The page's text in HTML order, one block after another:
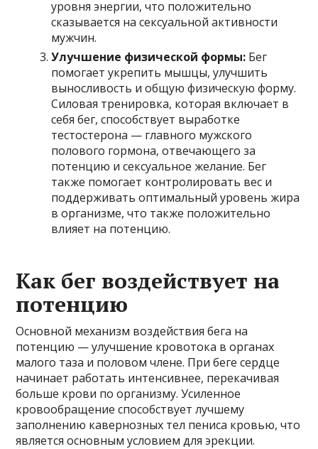
уровня энергии, что положительно
сказывается на сексуальной активности
мужчин.
Улучшение физической формы: Бег
помогает укрепить мышцы, улучшить
выносливость и общую физическую форму.
Силовая тренировка, которая включает в
себя бег, способствует выработке
тестостерона — главного мужского
полового гормона, отвечающего за
потенцию и сексуальное желание. Бег
также помогает контролировать вес и
поддерживать оптимальный уровень жира
в организме, что также положительно
влияет на потенцию.
Как бег воздействует на
потенцию
Основной механизм воздействия бега на
потенцию — улучшение кровотока в органах
малого таза и половом члене. При беге сердце
начинает работать интенсивнее, перекачивая
больше крови по организму. Усиленное
кровообращение способствует лучшему
заполнению кавернозных тел пениса кровью, что
является основным условием для эрекции.